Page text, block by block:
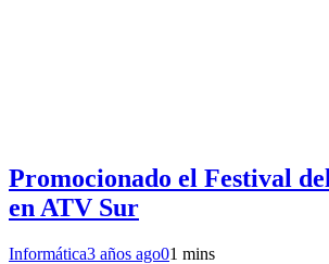
Promocionado el Festival
en ATV Sur
Informática3 años ago01 mins